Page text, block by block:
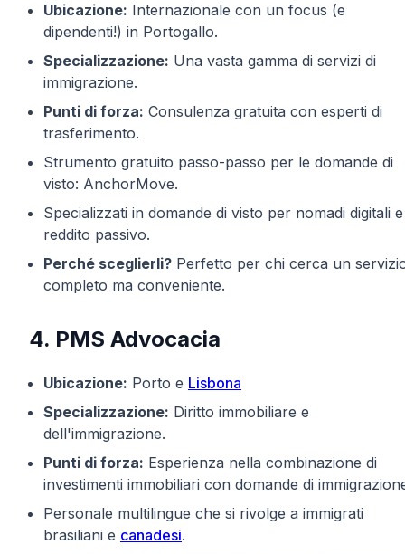
Ubicazione: Internazionale con un focus (e
dipendenti!) in Portogallo.
Specializzazione: Una vasta gamma di servizi di
immigrazione.
Punti di forza: Consulenza gratuita con esperti di
trasferimento.
Strumento gratuito passo-passo per le domande di
visto: AnchorMove.
Specializzati in domande di visto per nomadi digitali e
reddito passivo.
Perché sceglierli? Perfetto per chi cerca un
completo ma conveniente.
4. PMS Advocacia
Ubicazione: Porto e Lisbona
Specializzazione: Diritto immobiliare e
dell'immigrazione.
Punti di forza: Esperienza nella combinazione di
investimenti immobiliari con domande di
Personale multilingue che si rivolge a immigrati
brasiliani e canadesi.